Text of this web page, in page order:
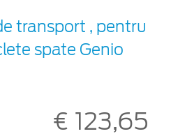
transport , pentru
spate Genio
€ 123,65